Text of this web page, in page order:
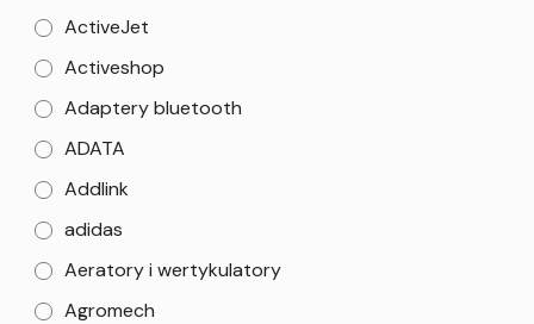
ActiveJet
Activeshop
Adaptery bluetooth
ADATA
Addlink
adidas
Aeratory i wertykulatory
Agromech